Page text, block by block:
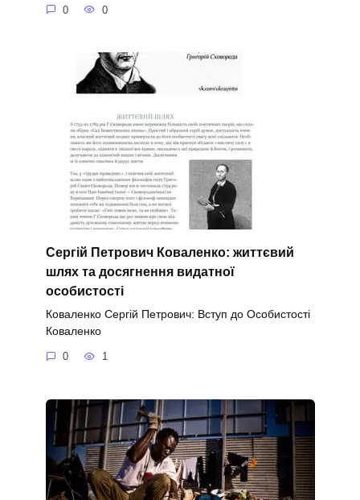
0 0
Сергій Петрович Коваленко: життєвий
шлях та досягнення видатної
особистості
Коваленко Сергій Петрович: Вступ до Особистості
Коваленко
0 1